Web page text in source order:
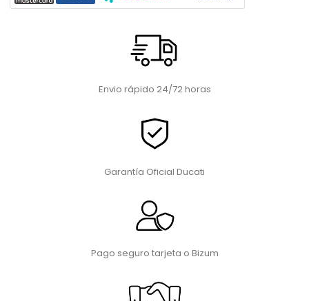
Envio rápido 24/72 horas
Garantía Oficial Ducati
Pago seguro tarjeta o Bizum